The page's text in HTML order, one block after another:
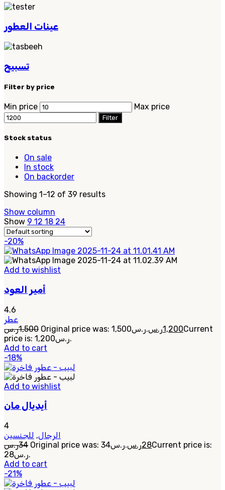
عينات العطور
تسبيح
Filter by price
Min price Max price
Filter
Stock status
On sale
In stock
On backorder
Showing 1–12 of 39 results
Show column
Show 9 12 18 24
-20%
Add to wishlist
أمير العود
4.6
عطر
1,500ر.س Original price was: 1,500ر.س. 1,200ر.س
Current
price is: 1,200ر.س.
Add to cart
-18%
Add to wishlist
أيديال مان
4
الرجال, للجنسين
34ر.س Original price was: 34ر.س. 28ر.س
Current price is:
28ر.س.
Add to cart
-21%